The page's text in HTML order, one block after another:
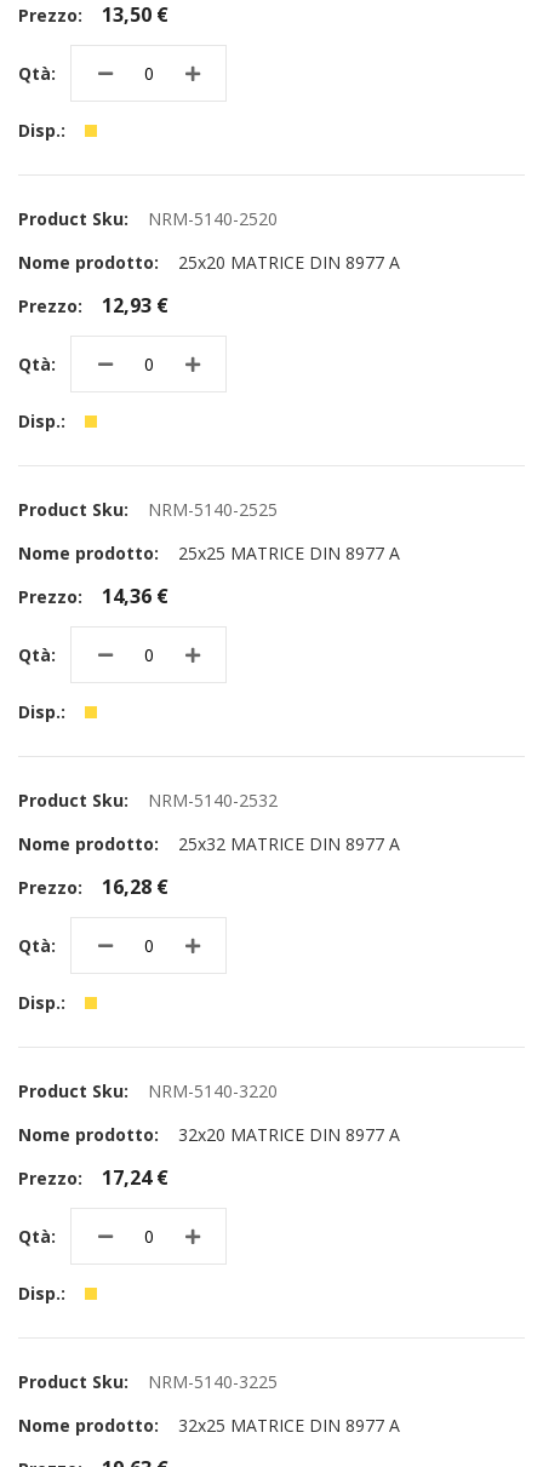
13,50 €
NRM-5140-2520
25x20 MATRICE DIN 8977 A
12,93 €
NRM-5140-2525
25x25 MATRICE DIN 8977 A
14,36 €
NRM-5140-2532
25x32 MATRICE DIN 8977 A
16,28 €
NRM-5140-3220
32x20 MATRICE DIN 8977 A
17,24 €
NRM-5140-3225
32x25 MATRICE DIN 8977 A